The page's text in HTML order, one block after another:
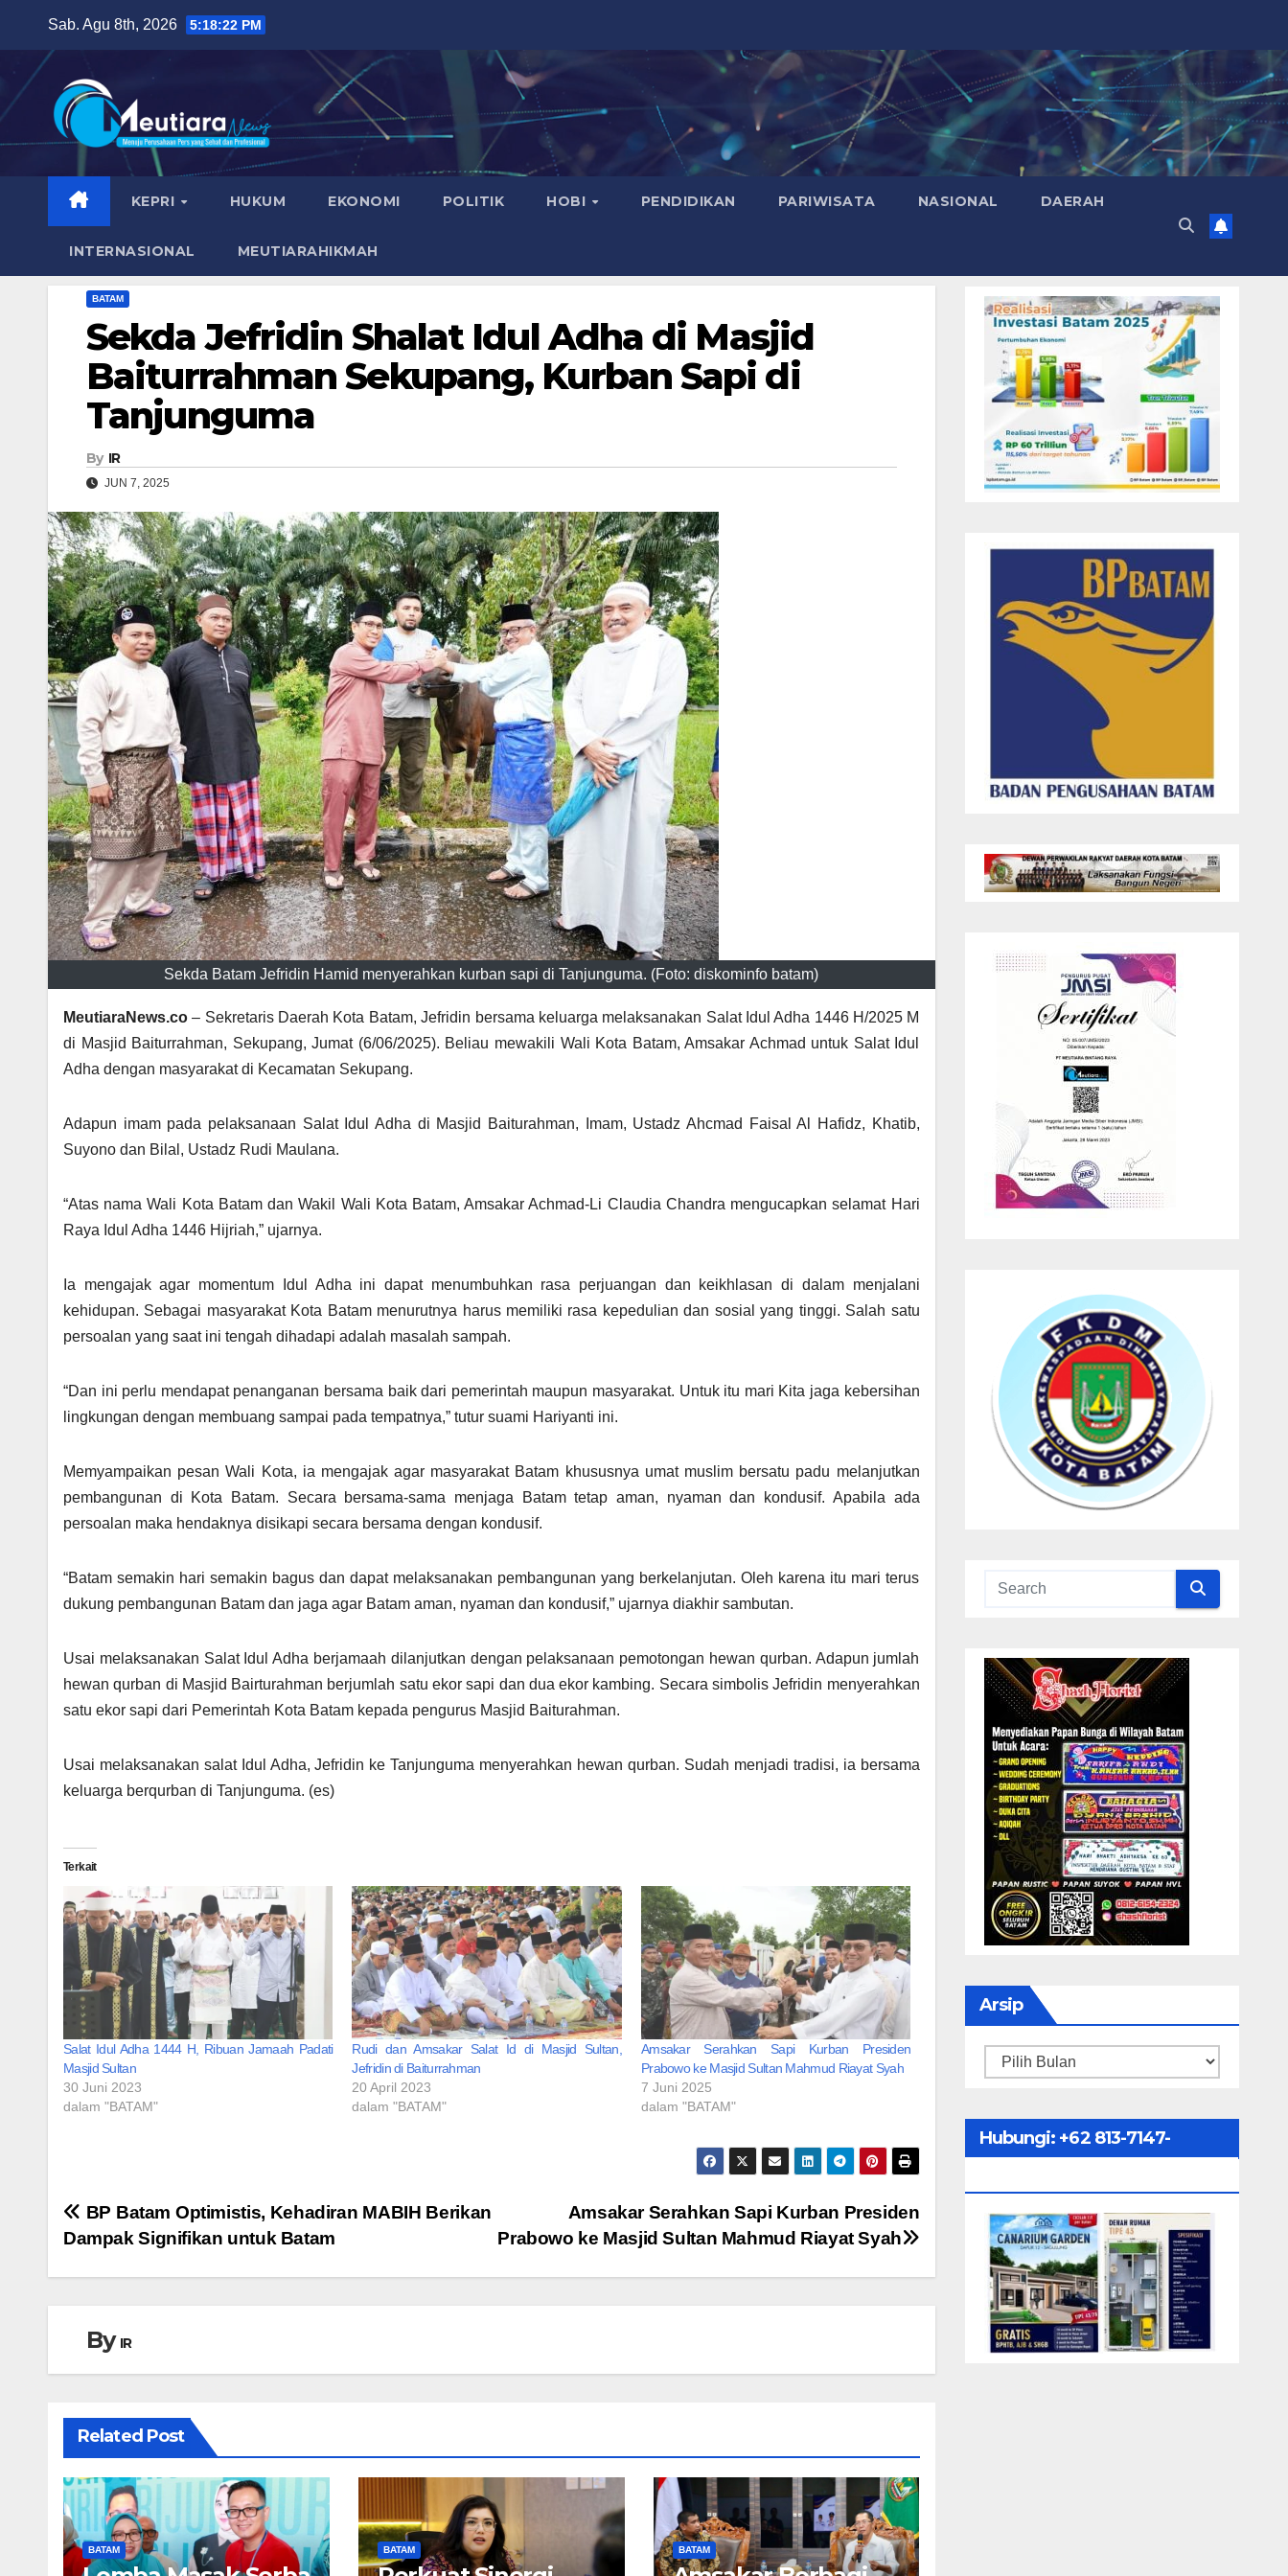
content
Sab. Agu 8th, 2026 5:18:24 PM
KEPRI HUKUM EKONOMI POLITIK HOBI PENDIDIKAN PARIWISATA NASIONAL DAERAH
INTERNASIONAL MEUTIARAHIKMAH
BATAM
Sekda Jefridin Shalat Idul Adha di Masjid
Baiturrahman Sekupang, Kurban Sapi di
Tanjunguma
By IR
JUN 7, 2025
Sekda Batam Jefridin Hamid menyerahkan kurban sapi di Tanjunguma. (Foto: diskominfo batam)
MeutiaraNews.co – Sekretaris Daerah Kota Batam, Jefridin bersama keluarga melaksanakan Salat Idul Adha 1446 H/2025 M
di Masjid Baiturrahman, Sekupang, Jumat (6/06/2025). Beliau mewakili Wali Kota Batam, Amsakar Achmad untuk Salat Idul
Adha dengan masyarakat di Kecamatan Sekupang.
Adapun imam pada pelaksanaan Salat Idul Adha di Masjid Baiturahman, Imam, Ustadz Ahcmad Faisal Al Hafidz, Khatib,
Suyono dan Bilal, Ustadz Rudi Maulana.
“Atas nama Wali Kota Batam dan Wakil Wali Kota Batam, Amsakar Achmad-Li Claudia Chandra mengucapkan selamat Hari
Raya Idul Adha 1446 Hijriah,” ujarnya.
Ia mengajak agar momentum Idul Adha ini dapat menumbuhkan rasa perjuangan dan keikhlasan di dalam menjalani
kehidupan. Sebagai masyarakat Kota Batam menurutnya harus memiliki rasa kepedulian dan sosial yang tinggi. Salah satu
persoalan yang saat ini tengah dihadapi adalah masalah sampah.
“Dan ini perlu mendapat penanganan bersama baik dari pemerintah maupun masyarakat. Untuk itu mari Kita jaga kebersihan
lingkungan dengan membuang sampai pada tempatnya,” tutur suami Hariyanti ini.
Memyampaikan pesan Wali Kota, ia mengajak agar masyarakat Batam khususnya umat muslim bersatu padu melanjutkan
pembangunan di Kota Batam. Secara bersama-sama menjaga Batam tetap aman, nyaman dan kondusif. Apabila ada
persoalan maka hendaknya disikapi secara bersama dengan kondusif.
“Batam semakin hari semakin bagus dan dapat melaksanakan pembangunan yang berkelanjutan. Oleh karena itu mari terus
dukung pembangunan Batam dan jaga agar Batam aman, nyaman dan kondusif,” ujarnya diakhir sambutan.
Usai melaksanakan Salat Idul Adha berjamaah dilanjutkan dengan pelaksanaan pemotongan hewan qurban. Adapun jumlah
hewan qurban di Masjid Bairturahman berjumlah satu ekor sapi dan dua ekor kambing. Secara simbolis Jefridin menyerahkan
satu ekor sapi dari Pemerintah Kota Batam kepada pengurus Masjid Baiturahman.
Usai melaksanakan salat Idul Adha, Jefridin ke Tanjunguma menyerahkan hewan qurban. Sudah menjadi tradisi, ia bersama
keluarga berqurban di Tanjunguma. (es)
Terkait
Salat Idul Adha 1444 H, Ribuan Jamaah Padati
Masjid Sultan
30 Juni 2023
dalam "BATAM"
Rudi dan Amsakar Salat Id di Masjid Sultan,
Jefridin di Baiturrahman
20 April 2023
dalam "BATAM"
Amsakar Serahkan Sapi Kurban Presiden
Prabowo ke Masjid Sultan Mahmud Riayat Syah
7 Juni 2025
dalam "BATAM"
Navigasi
pos
Amsakar Serahkan Sapi Kurban Presiden
Prabowo ke Masjid Sultan Mahmud Riayat Syah
BP Batam Optimistis, Kehadiran MABIH Berikan
Dampak Signifikan untuk Batam
By IR
Related Post
BATAM BATAM BATAM
Arsip
Arsip
Hubungi: ‪+62 813-7147-